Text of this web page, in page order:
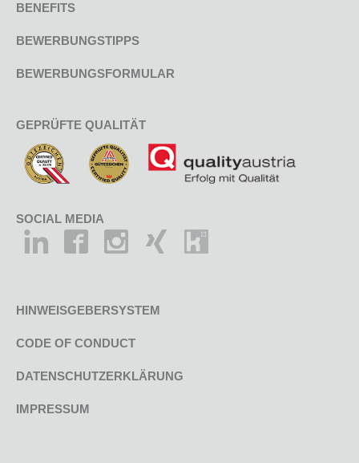
BENEFITS
BEWERBUNGSTIPPS
BEWERBUNGSFORMULAR
GEPRÜFTE QUALITÄT
SOCIAL MEDIA
HINWEISGEBERSYSTEM
CODE OF CONDUCT
DATENSCHUTZERKLÄRUNG
IMPRESSUM